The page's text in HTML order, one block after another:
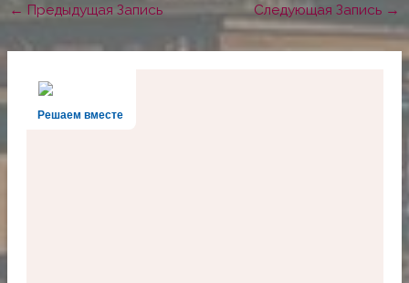
← Предыдущая Запись Следующая Запись →
Решаем вместе